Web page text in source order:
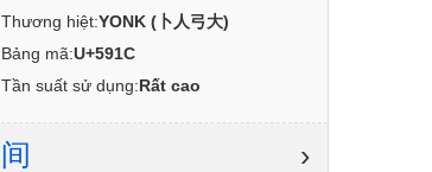
Thương hiệt:YONK (卜人弓大)
Bảng mã:U+591C
Tần suất sử dụng:Rất cao
间 ›